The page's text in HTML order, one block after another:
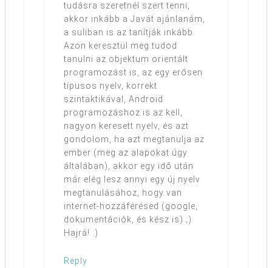
tudásra szeretnél szert tenni,
akkor inkább a Javát ajánlanám,
a suliban is az tanítják inkább.
Azon keresztül meg tudod
tanulni az objektum orientált
programozást is, az egy erősen
típusos nyelv, korrekt
szintaktikával, Android
programozáshoz is az kell,
nagyon keresett nyelv, és azt
gondolom, ha azt megtanulja az
ember (meg az alapokat úgy
általában), akkor egy idő után
már elég lesz annyi egy új nyelv
megtanulásához, hogy van
internet-hozzáférésed (google,
dokumentációk, és kész is) ;)
Hajrá! :)
Reply